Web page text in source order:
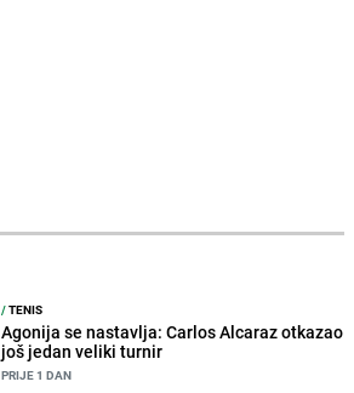
/TENIS
Agonija se nastavlja: Carlos Alcaraz otkazao
još jedan veliki turnir
PRIJE 1 DAN